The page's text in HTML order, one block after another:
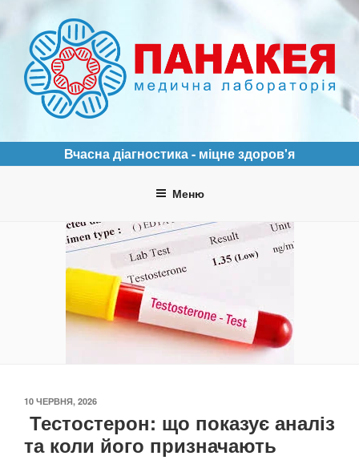
вмісту
ПАНАКЕЯ
Вчасна діагностика - міцне здоров'я
Меню
ОПУБЛІКОВАНО
10 ЧЕРВНЯ, 2026
Тестостерон: що показує аналіз
та коли його призначають